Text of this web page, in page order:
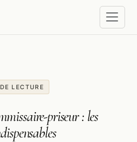
LECTURE
priseur : les